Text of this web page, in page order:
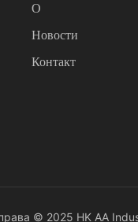
О
Новости
Контакт
© 2025 HK AA